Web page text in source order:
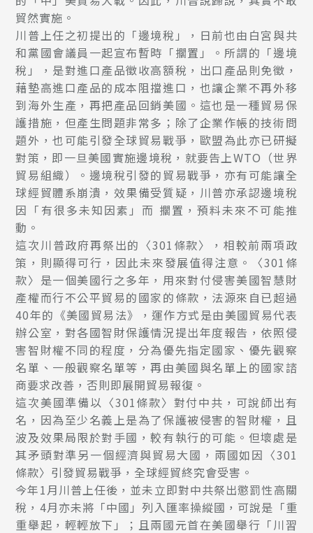
貿然實施。
川普上任之初提出的「邊境稅」，日前也由白宮與共
和黨國會議員一起宣布暫時「擱置」。所謂的「邊境
稅」，是對進口產品徵收高額稅，出口產品則免徵，
藉墊高進口產品的成本阻擋進口，也讓企業不再外移
到海外生產，再把產品回銷美國。這也是一種貿易保
護措施，但產生問題非常多；除了企業作帳的技術問
題外，也可能引發全球貿易戰爭，歐盟為此亦已研擬
對策，即一旦美國實施邊境稅，就要告上WTO（世界
貿易組織）。邊境稅引發的貿易戰爭，亦有可能讓全
球經貿體系崩潰，效果備受質疑，川普亦承認邊境稅
因「有很多未知因素」而 擱置，預料未來不可能推
動。
這次川普政府再祭出的〈301條款〉，相較前兩項政
策，則顯得可行，因此未來發展值得注意。〈301條
款〉是一個美國行之多年，用來對付侵害美國智慧財
產權而行不公平貿易的國家的條款，法源來自已超過
40年的《美國貿易法》，運作方式是由美國貿易代表
辦公室，對各國智財保護情況提出年度報告，依照侵
害智財權不同的程度，分為優先指定國家、優先觀察
名單、一般觀察名單等，再由美國與名單上的國家諮
商要求改善，否則即展開貿易報復。
這次美國準備以〈301條款〉對付中共，可說師出有
名，因為至少名義上是為了保護被侵害的智財權，且
波及效果局限於對手國，較有執行的可能。但壞處是
其矛頭對準另一個經濟與貿易大國，兩國如因〈301
條款〉引發貿易戰爭，全球經貿終究會受害。
今年1月川普上任後，並未立即對中共祭出懲罰性高關
稅，4月亦未將「中國」列入匯率操縱國，可說是「重
重舉起，輕輕放下」；且兩國元首在美國舉行「川習